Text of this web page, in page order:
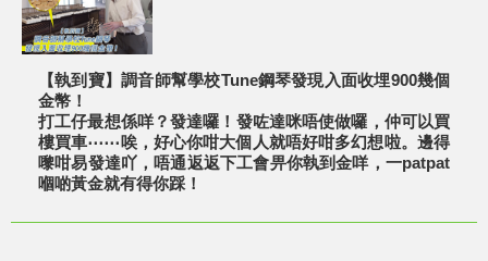
【執到寶】調音師幫學校Tune鋼琴發現入面收埋900幾個
金幣！
打工仔最想係咩？發達囉！發咗達咪唔使做囉，仲可以買
樓買車⋯⋯唉，好心你咁大個人就唔好咁多幻想啦。邊得
嚟咁易發達吖，唔通返返下工會畀你執到金咩，一patpat
嗰啲黃金就有得你踩！